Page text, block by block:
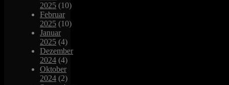
2025 (10)
Februar
2025 (10)
Januar
2025 (4)
Dezember
2024 (4)
Oktober
2024 (2)